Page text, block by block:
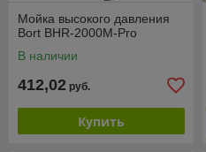
Мойка высокого давления
Bort BHR-2000M-Pro
В наличии
412,02 руб.
Купить